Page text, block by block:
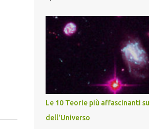
Le 10 Teorie più affascinanti
dell'Universo